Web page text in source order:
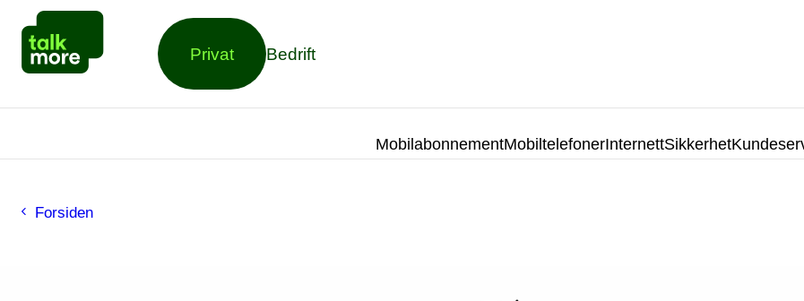
Privat Bedrift
MobilabonnementMobiltelefonerInternettSikkerhet
Forsiden